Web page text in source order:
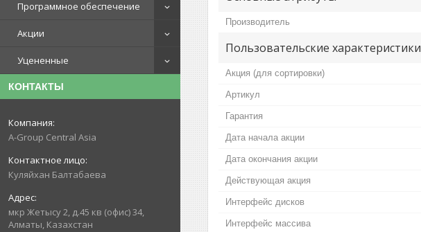
Программное обеспечение
Акции
Уцененные
КОНТАКТЫ
A-Group Central Asia
Куляйхан Балтабаева
мкр Жетысу 2, д.45 кв (офис) 34,
Алматы, Казахстан
Производитель
Пользовательские характеристики
Акция (для сортировки)
Артикул
Гарантия
Дата начала акции
Дата окончания акции
Действующая акция
Интерфейс дисков
Интерфейс массива